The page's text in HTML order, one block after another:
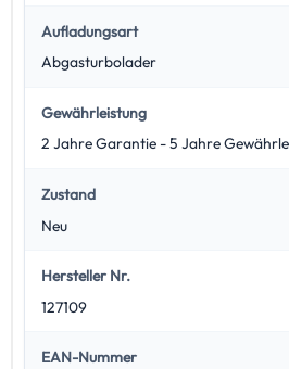
Aufladungsart
Abgasturbolader
Gewährleistung
2 Jahre Garantie - 5 Jahre
Zustand
Neu
Hersteller Nr.
127109
EAN-Nummer